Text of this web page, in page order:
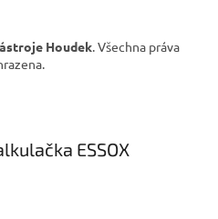
Houdek. Všechna práva
ESSOX